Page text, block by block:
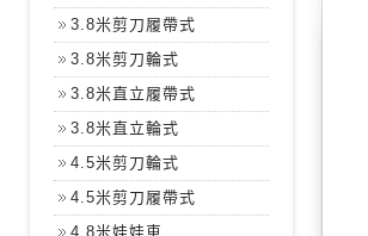
3.8米剪刀履帶式
3.8米剪刀輪式
3.8米直立履帶式
3.8米直立輪式
4.5米剪刀輪式
4.5米剪刀履帶式
4.8米娃娃車